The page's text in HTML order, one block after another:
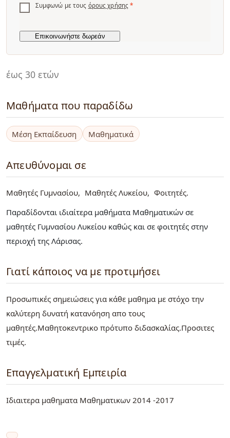
έως 30 ετών
Μαθήματα που παραδίδω
Μέση Εκπαίδευση Μαθηματικά
Απευθύνομαι σε
Μαθητές Γυμνασίου Μαθητές Λυκείου
Φοιτητές
Παραδίδονται ιδιαίτερα μαθήματα Μαθηματικών σε
μαθητές Γυμνασίου Λυκείου καθώς και σε φοιτητές στην
περιοχή της Λάρισας.
Γιατί κάποιος να με προτιμήσει
Προσωπικές σημειώσεις για κάθε μαθημα με στόχο την
καλύτερη δυνατή κατανόηση απο τους
μαθητές.Μαθητοκεντρικο πρότυπο διδασκαλίας.Προσιτες
τιμές.
Επαγγελματική Εμπειρία
Ιδιαιτερα μαθηματα Μαθηματικων 2014 -2017
Συμφωνώ με τους όρους χρήσης *